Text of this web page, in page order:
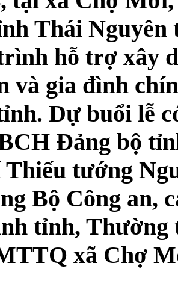
Thái
hỗ trợ xây
và gia đình
Dự buổi lễ
Đảng bộ
Thiếu tướng
Bộ Công an,
tỉnh,
xã Chợ